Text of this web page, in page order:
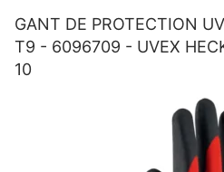
FRANCE
-
Lot
GANT DE PROTECTION
T9 - 6096709 - UVEX
10